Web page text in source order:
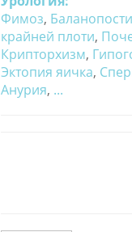
Фимоз,
крайней плоти,
Крипторхизм,
Эктопия яичка,
Анурия, ...